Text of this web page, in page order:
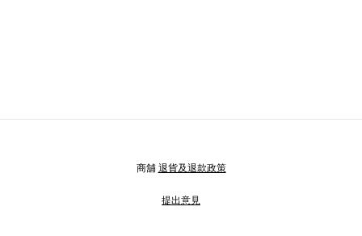
商舖 退貨及退款政策
提出意見